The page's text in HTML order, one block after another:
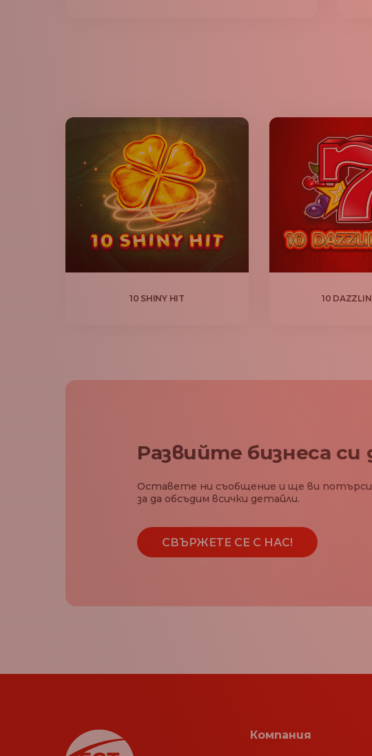
10 SHINY HIT 10
Развийте бизнеса
Оставете ни съобщение и ще ви
за да обсъдим всички детайли.
СВЪРЖЕТЕ СЕ С НАС!
Компания